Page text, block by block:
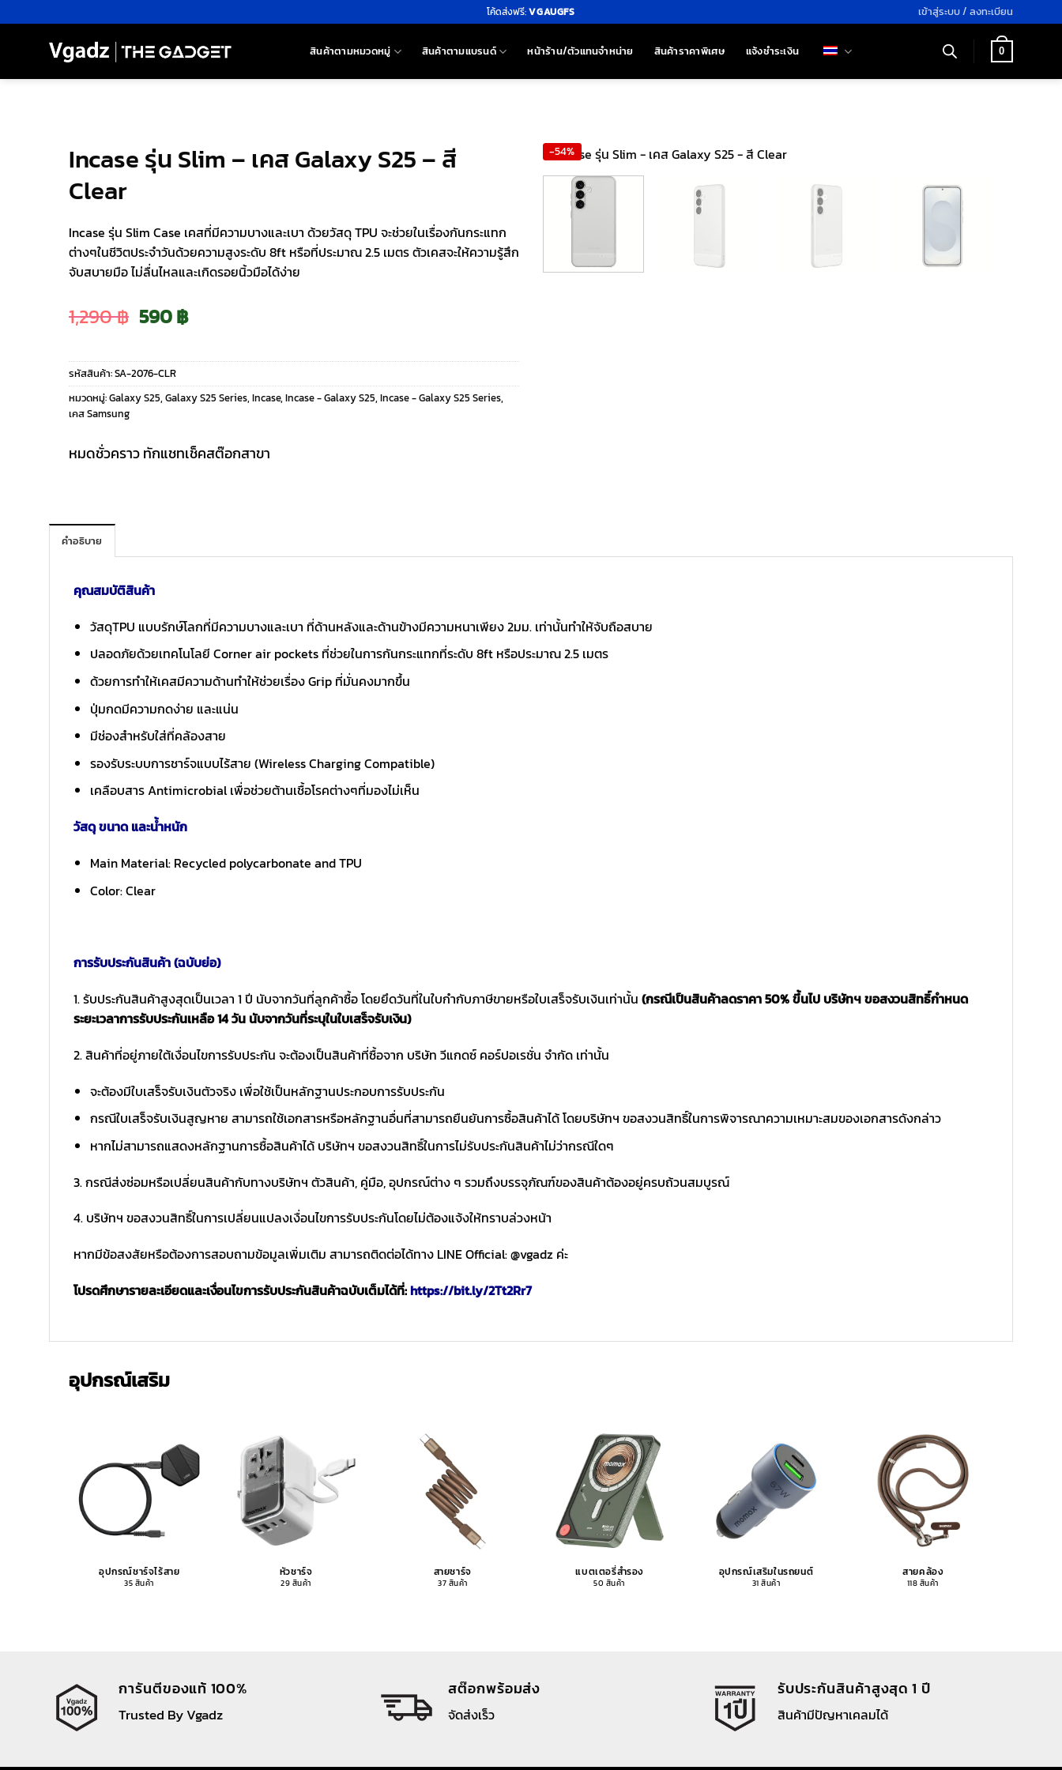
ไป
โค้ดส่งฟรี:VGAUGFS เข้าสู่ระบบ / ลงทะเบียน
สินค้าตามหมวดหมู่ สินค้าตามแบรนด์ หน้าร้าน/ตัวแทนจำหน่าย สินค้าราคาพิเศษ แจ้งชำระเงิน 0
Incase รุ่น Slim – เคส Galaxy S25 – สี
Clear
Incase รุ่น Slim Case เคสที่มีความบางและเบา ด้วยวัสดุ TPU จะช่วยในเรื่องกันกระแทก
ต่างๆในชีวิตประจำวันด้วยความสูงระดับ 8ft หรือที่ประมาณ 2.5 เมตร ตัวเคสจะให้ความรู้สึก
จับสบายมือ ไม่ลื่นไหลและเกิดรอยนิ้วมือได้ง่าย
1,290฿ Original
price
was:
590฿Current
price
is:
รหัสสินค้า:SA-2076-CLR
หมวดหมู่:Galaxy S25, Galaxy S25 Series, Incase, Incase - Galaxy S25, Incase - Galaxy S25 Series,
เคส Samsung
หมดชั่วคราว ทักแชทเช็คสต๊อกสาขา
-54%
คำอธิบาย
คุณสมบัติสินค้า
วัสดุTPU แบบรักษ์โลกที่มีความบางและเบา ที่ด้านหลังและด้านข้างมีความหนาเพียง 2มม. เท่านั้นทำให้จับถือสบาย
ปลอดภัยด้วยเทคโนโลยี Corner air pockets ที่ช่วยในการกันกระแทกที่ระดับ 8ft หรือประมาณ 2.5 เมตร
ด้วยการทำให้เคสมีความด้านทำให้ช่วยเรื่อง Grip ที่มั่นคงมากขึ้น
ปุ่มกดมีความกดง่าย และแน่น
มีช่องสำหรับใส่ที่คล้องสาย
รองรับระบบการชาร์จแบบไร้สาย (Wireless Charging Compatible)
เคลือบสาร Antimicrobial เพื่อช่วยต้านเชื้อโรคต่างๆที่มองไม่เห็น
วัสดุ ขนาด และน้ำหนัก
Main Material: Recycled polycarbonate and TPU
Color: Clear
การรับประกันสินค้า (ฉบับย่อ)
1. รับประกันสินค้าสูงสุดเป็นเวลา 1 ปี นับจากวันที่ลูกค้าซื้อ โดยยึดวันที่ในใบกำกับภาษีขายหรือใบเสร็จรับเงินเท่านั้น (กรณีเป็นสินค้าลดราคา 50% ขึ้นไป บริษัทฯ ขอสงวนสิทธิ์กำหนด
ระยะเวลาการรับประกันเหลือ 14 วัน นับจากวันที่ระบุในใบเสร็จรับเงิน)
2. สินค้าที่อยู่ภายใต้เงื่อนไขการรับประกัน จะต้องเป็นสินค้าที่ซื้อจาก บริษัท วีแกดซ์ คอร์ปอเรชั่น จำกัด เท่านั้น
จะต้องมีใบเสร็จรับเงินตัวจริง เพื่อใช้เป็นหลักฐานประกอบการรับประกัน
กรณีใบเสร็จรับเงินสูญหาย สามารถใช้เอกสารหรือหลักฐานอื่นที่สามารถยืนยันการซื้อสินค้าได้ โดยบริษัทฯ ขอสงวนสิทธิ์ในการพิจารณาความเหมาะสมของเอกสารดังกล่าว
หากไม่สามารถแสดงหลักฐานการซื้อสินค้าได้ บริษัทฯ ขอสงวนสิทธิ์ในการไม่รับประกันสินค้าไม่ว่ากรณีใดๆ
3. กรณีส่งซ่อมหรือเปลี่ยนสินค้ากับทางบริษัทฯ ตัวสินค้า, คู่มือ, อุปกรณ์ต่าง ๆ รวมถึงบรรจุภัณฑ์ของสินค้าต้องอยู่ครบถ้วนสมบูรณ์
4. บริษัทฯ ขอสงวนสิทธิ์ในการเปลี่ยนแปลงเงื่อนไขการรับประกันโดยไม่ต้องแจ้งให้ทราบล่วงหน้า
หากมีข้อสงสัยหรือต้องการสอบถามข้อมูลเพิ่มเติม สามารถติดต่อได้ทาง LINE Official: @vgadz ค่ะ
โปรดศึกษารายละเอียดและเงื่อนไขการรับประกันสินค้าฉบับเต็มได้ที่:https://bit.ly/2Tt2Rr7
อุปกรณ์เสริม
อุปกรณ์ชาร์จไร้สาย
35 สินค้า
หัวชาร์จ
29 สินค้า
สายชาร์จ
37 สินค้า
แบตเตอรี่สำรอง
50 สินค้า
อุปกรณ์เสริมในรถยนต์
31 สินค้า
สายคล้อง
118 สินค้า
การันตีของแท้ 100%
Trusted By Vgadz
สต๊อกพร้อมส่ง
จัดส่งเร็ว
รับประกันสินค้าสูงสุด 1 ปี
สินค้ามีปัญหาเคลมได้